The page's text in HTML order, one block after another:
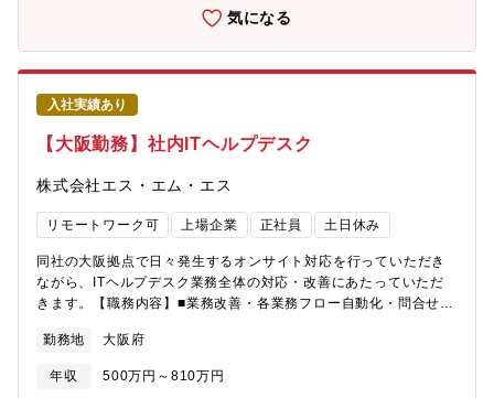
原則出社となります。【部署構成】■晴海本社・エンジニアスタッ
フ：AIサーバーエンジニア：3名＋キッティングエンジニア：2名
【業務のポイント】■入社後は、先輩社員のもとでOJTを中心に業
務を習得。まずは比較的シンプルな構成のモデルから担当し、組
立や検証業務に慣れていきます。■並行して、社内のナレッジ共有
や製品会議を通じて最新のGPU・AI関連知識をキャッチアップ。
さらに、外部リソースを活用した研修や資格取得支援制度を活用
しながら、段階的にスキルを高めていきます。■経験を積んだ後
は、より高度な構成のモデルに携わり、将来的には顧客ニーズに
応じた構成設計を担う「上位エンジニア職（AIインフラ領域）」
へのキャリアアップが可能です。【ジーデップ・アドバンス社業
務の魅力】 国内最速で持ち込まれる最先端GPU技術に常に触れ
ながら、将来的にはAIサーバー構築分野のスペシャリストとして
キャリアを高めていくことも可能です。 また、同社は過去最高
益を連年更新しており、連続で決算賞与も支給中。東証スタンダ
顕著な拡大を続けるAI・ディープラーニング市場をさらに加速さ
ついて??１）プロジェクトのやりがい AIサーバー構築分野の最
気になる
入社実績あり
【大阪勤務】社内ITヘルプデスク
株式会社エス・エム・エス
リモートワーク可 上場企業 正社員 土日休み
同社の大阪拠点で日々発生するオンサイト対応を行っていただき
ながら、ITヘルプデスク業務全体の対応・改善にあたっていただ
きます。【職務内容】■業務改善・各業務フロー自動化・問合せ削
上 - 従業員からの問い合わせ対応 - 問い合わせ内容の記録、
集計 - 問い合わせ削減策の提案、改善活動・デバイスの管理 -
PC（Windows/Mac）、iPhone、Android・アカウントの管理
勤務地 大阪府
年収 500万円～810万円